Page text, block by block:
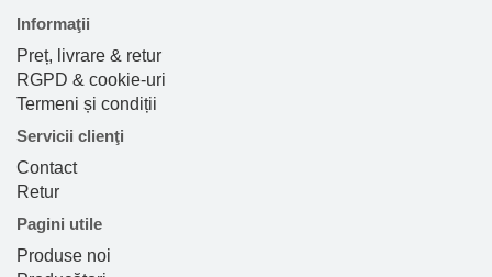
Informaţii
Preț, livrare & retur
RGPD & cookie-uri
Termeni și condiții
Servicii clienţi
Contact
Retur
Pagini utile
Produse noi